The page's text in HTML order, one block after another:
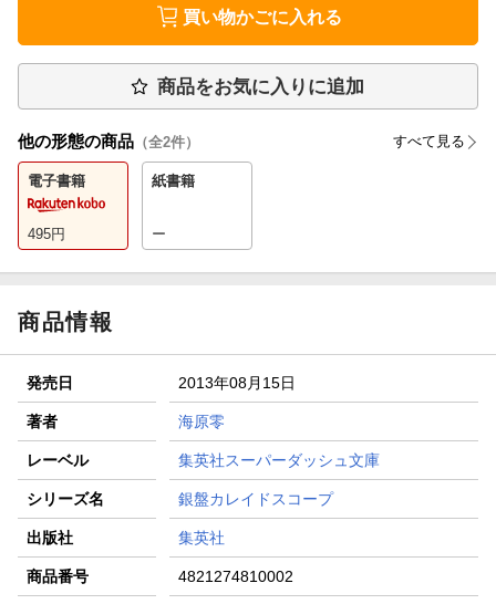
買い物かごに入れる
商品をお気に入りに追加
他の形態の商品 （全2件） すべて見る
電子書籍
495円
紙書籍
ー
商品情報
発売日 2013年08月15日
著者 海原零
レーベル 集英社スーパーダッシュ文庫
シリーズ名 銀盤カレイドスコープ
出版社 集英社
商品番号 4821274810002